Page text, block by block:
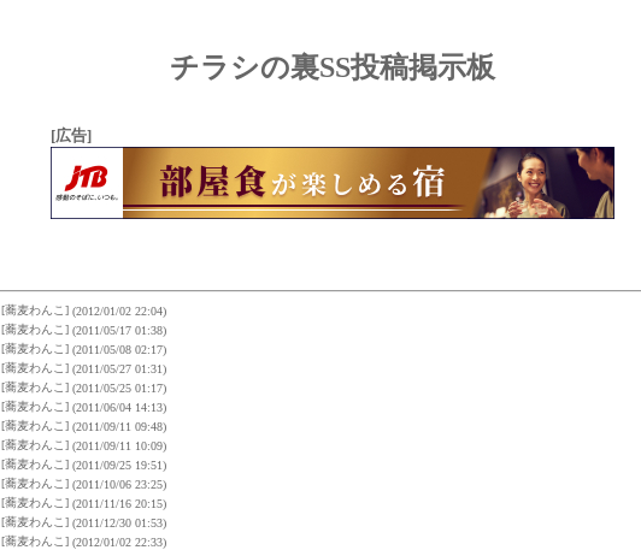
チラシの裏SS投稿掲示板
[広告]
[蕎麦わんこ] (2012/01/02 22:04)
[蕎麦わんこ] (2011/05/17 01:38)
[蕎麦わんこ] (2011/05/08 02:17)
[蕎麦わんこ] (2011/05/27 01:31)
[蕎麦わんこ] (2011/05/25 01:17)
[蕎麦わんこ] (2011/06/04 14:13)
[蕎麦わんこ] (2011/09/11 09:48)
[蕎麦わんこ] (2011/09/11 10:09)
[蕎麦わんこ] (2011/09/25 19:51)
[蕎麦わんこ] (2011/10/06 23:25)
[蕎麦わんこ] (2011/11/16 20:15)
[蕎麦わんこ] (2011/12/30 01:53)
[蕎麦わんこ] (2012/01/02 22:33)